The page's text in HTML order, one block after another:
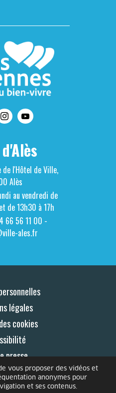
vous proposer des vidéos et
anonymes pour
et ses contenus.
l'Hôtel de Ville,
Alès
au vendredi de
de 13h30 à 17h
66 56 11 00 -
ales.fr
Le Mag
légales
cookies
presse